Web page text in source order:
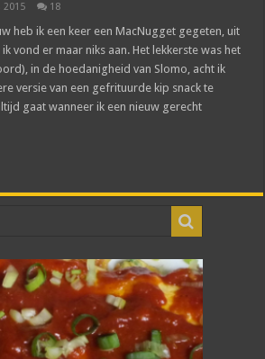
2015 18
heb ik een keer een MacNugget gegeten, uit
vond er maar niks aan. Het lekkerste was het
in de hoedanigheid van Slomo, acht ik
versie van een gefrituurde kip snack te
gaat wanneer ik een nieuw gerecht